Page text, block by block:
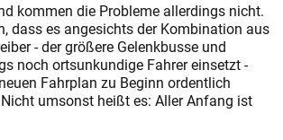
kommen die Probleme allerdings nicht.
dass es angesichts der Kombination aus
- der größere Gelenkbusse und
noch ortsunkundige Fahrer einsetzt -
Fahrplan zu Beginn ordentlich
umsonst heißt es: Aller Anfang ist